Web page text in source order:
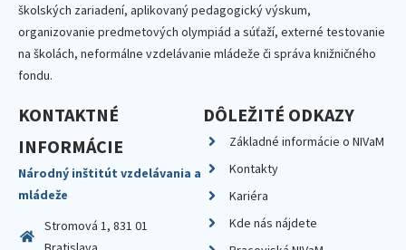
školských zariadení, aplikovaný pedagogický výskum,
organizovanie predmetových olympiád a súťaží, externé testovanie
na školách, neformálne vzdelávanie mládeže či správa knižničného
fondu.
KONTAKTNÉ
INFORMÁCIE
Národný inštitút vzdelávania a
mládeže
Stromová 1, 831 01
DÔLEŽITÉ ODKAZY
Základné informácie o NIVaM
Kontakty
Kariéra
Kde nás nájdete